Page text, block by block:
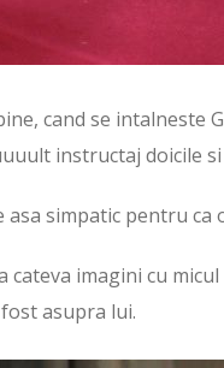
cand se intalneste
instructaj doicile
asa simpatic pentru
cateva imagini cu
asupra lui.